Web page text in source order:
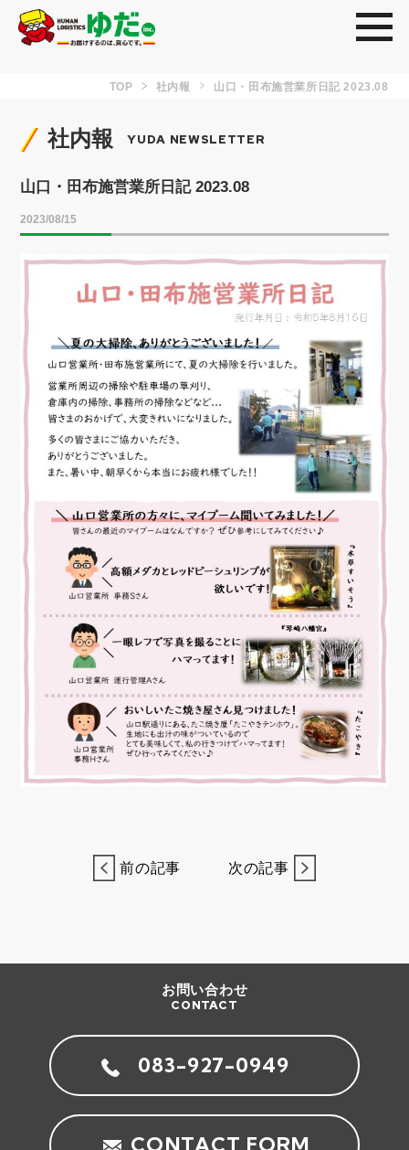
TOP 社内報 山口・田布施営業所日記 2023.08
社内報 YUDA NEWSLETTER
山口・田布施営業所日記 2023.08
2023/08/15
前の記事 次の記事
お問い合わせ
CONTACT
083-927-0949
CONTACT FORM